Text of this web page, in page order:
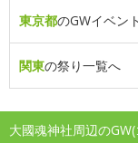
東京都のGWイベン
関東の祭り一覧へ
大國魂神社周辺の